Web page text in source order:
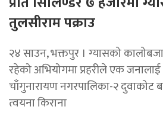
तुलसीराम पक्राउ
२४ साउन, भक्तपुर । ग्यासको
रहेको अभियोगमा प्रहरीले एक
चाँगुनारायण नगरपालिका-‍२ दुवाकोट
त्वयना किराना